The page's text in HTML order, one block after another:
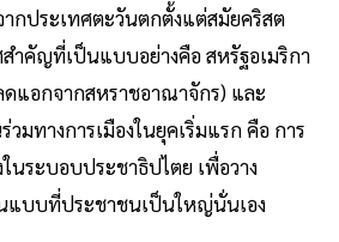
กประเทศตะวันตกตั้งแต่สมัยคริสต
ำคัญที่เป็นแบบอย่างคือ สหรัฐอเมริกา
ดแอกจากสหราชอาณาจักร) และ
วมทางการเมืองในยุคเริ่มแรก คือ การ
นระบอบประชาธิปไตย เพื่อวาง
แบบที่ประชาชนเป็นใหญ่นั่นเอง